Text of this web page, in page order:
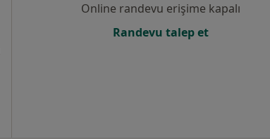
Online randevu erişime kapalı
Randevu talep et